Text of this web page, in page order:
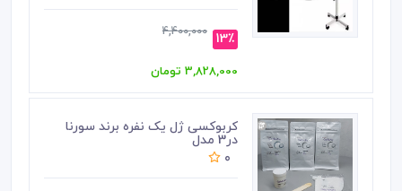
13٪ 4,400,000
3,828,000 تومان
کربوکسی ژل یک نفره برند سورنا
در3 مدل
0